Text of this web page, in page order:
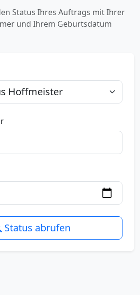
Status Ihres Auftrags mit Ihrer
und Ihrem Geburtsdatum
Status abrufen